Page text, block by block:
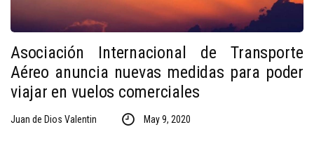
Asociación Internacional de Transporte
Aéreo anuncia nuevas medidas para poder
viajar en vuelos comerciales
Juan de Dios Valentin May 9, 2020